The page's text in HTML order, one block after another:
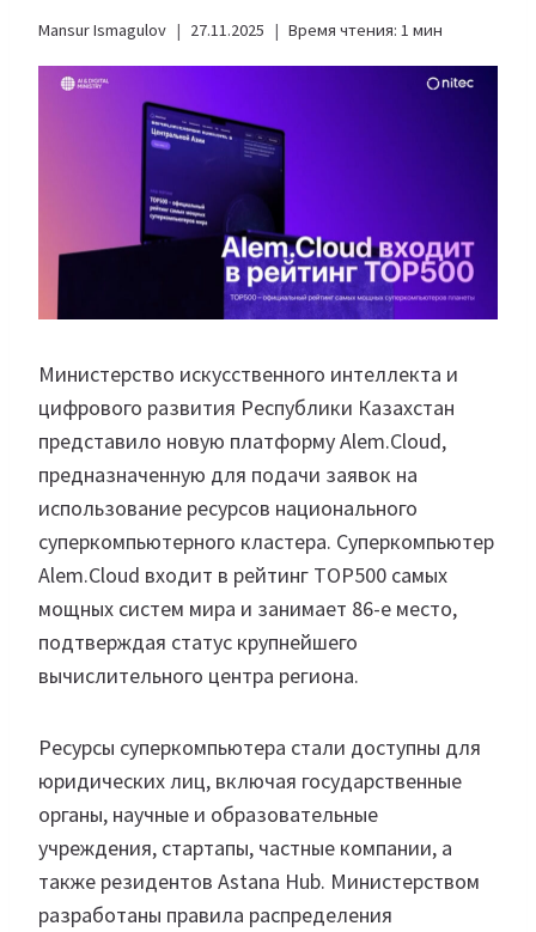
Mansur Ismagulov 27.11.2025 Время чтения: 1 мин
Министерство искусственного интеллекта и
цифрового развития Республики Казахстан
представило новую платформу Alem.Cloud,
предназначенную для подачи заявок на
использование ресурсов национального
суперкомпьютерного кластера. Суперкомпьютер
Alem.Cloud входит в рейтинг TOP500 самых
мощных систем мира и занимает 86-е место,
подтверждая статус крупнейшего
вычислительного центра региона.
Ресурсы суперкомпьютера стали доступны для
юридических лиц, включая государственные
органы, научные и образовательные
учреждения, стартапы, частные компании, а
также резидентов Astana Hub. Министерством
разработаны правила распределения